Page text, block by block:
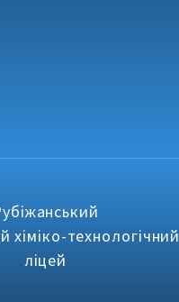
хіміко-технологічний
ліцей